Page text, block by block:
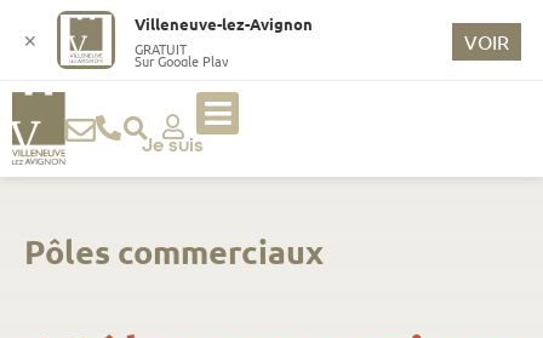
Je suis
Pôles commerciaux
✕
Villeneuve-lez-Avignon
GRATUIT
Sur Google Play
VOIR